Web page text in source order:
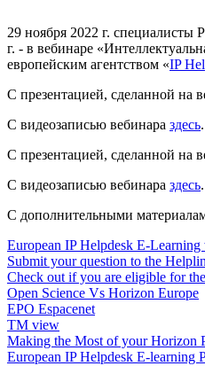
29 ноября 2022 г. специалисты
г. - в вебинаре
европейским агентством «IP
С презентацией, сделанной на
С видеозаписью вебинара здесь.
С презентацией, сделанной на
С видеозаписью вебинара здесь.
С дополнительными
European IP Helpdesk E-
Submit your question to the
Check out if you are eligible for
Open Science Vs Horizon Europe
EPO Espacenet
TM view
Making the Most of your Horizon
European IP Helpdesk E-learning